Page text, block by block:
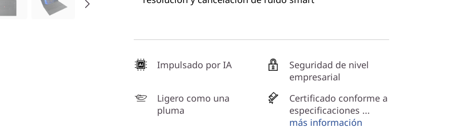
Impulsado por IA
Seguridad de nivel
empresarial
Ligero como una
pluma
Certificado conforme a
especificaciones ...
más información